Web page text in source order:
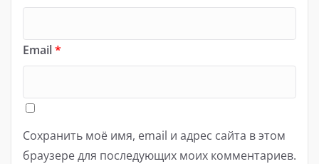
Email*
Сохранить моё имя, email и адрес сайта в этом
браузере для последующих моих комментариев.